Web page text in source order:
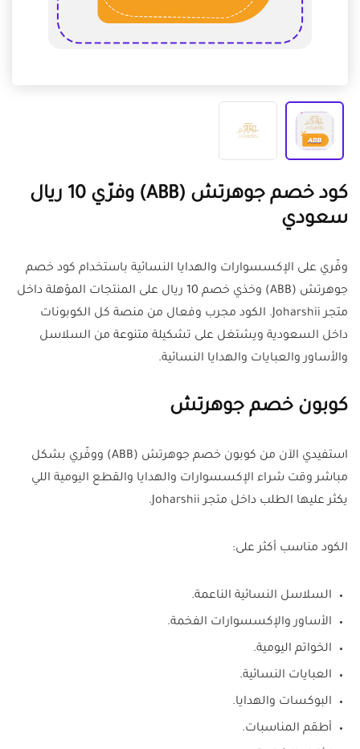
كود خصم جوهرتش (ABB) وفرّي 10 ريال
سعودي
وفّري على الإكسسوارات والهدايا النسائية باستخدام كود خصم
جوهرتش (ABB) وخذي خصم 10 ريال على المنتجات المؤهلة داخل
متجر Joharshii. الكود مجرب وفعال من منصة كل الكوبونات
داخل السعودية ويشتغل على تشكيلة متنوعة من السلاسل
والأساور والعبايات والهدايا النسائية.
كوبون خصم جوهرتش
استفيدي الآن من كوبون خصم جوهرتش (ABB) ووفّري بشكل
مباشر وقت شراء الإكسسوارات والهدايا والقطع اليومية اللي
يكثر عليها الطلب داخل متجر Joharshii.
الكود مناسب أكثر على:
السلاسل النسائية الناعمة.
الأساور والإكسسوارات الفخمة.
الخواتم اليومية.
العبايات النسائية.
البوكسات والهدايا.
أطقم المناسبات.